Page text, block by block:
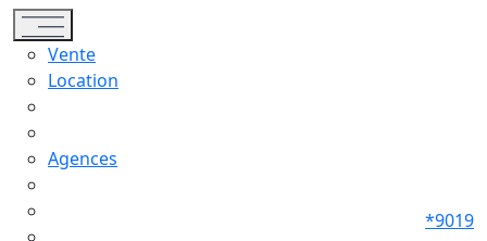
Toggle navigation
Vente
Location
Agences
*9019